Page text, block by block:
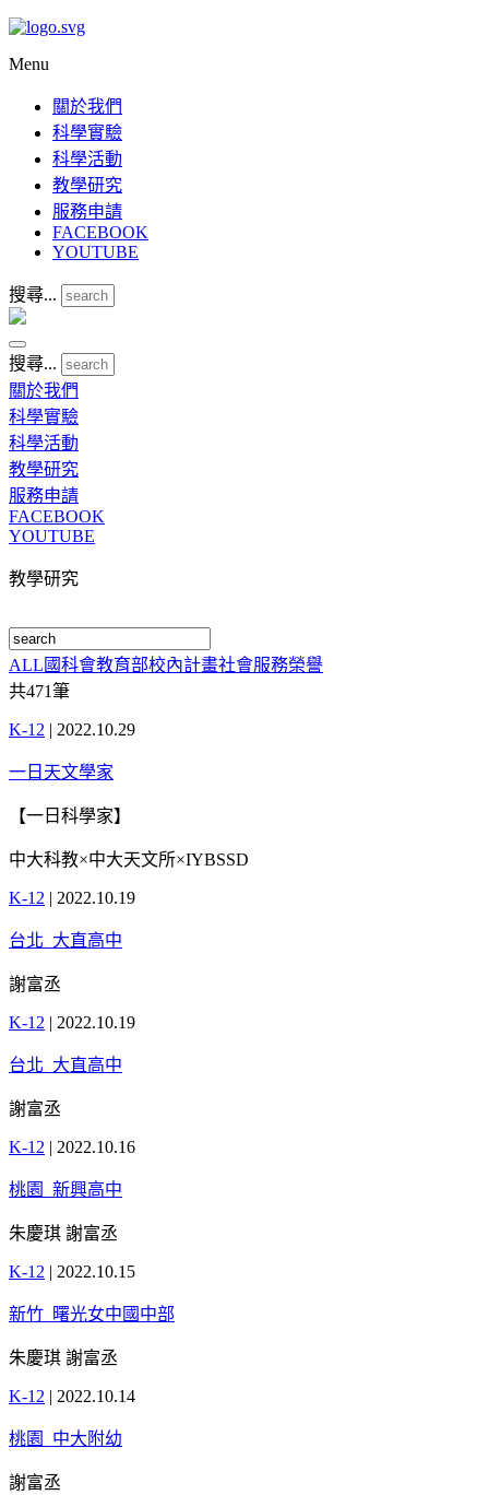
Menu
關於我們
科學實驗
科學活動
教學研究
服務申請
FACEBOOK
YOUTUBE
搜尋...
搜尋...
關於我們
科學實驗
科學活動
教學研究
服務申請
FACEBOOK
YOUTUBE
教學研究
ALL 國科會教育部校內計畫社會服務榮譽
共471筆
K-12 | 2022.10.29
一日天文學家
【一日科學家】
中大科教×中大天文所×IYBSSD
K-12 | 2022.10.19
台北_大直高中
謝富丞
K-12 | 2022.10.19
台北_大直高中
謝富丞
K-12 | 2022.10.16
桃園_新興高中
朱慶琪 謝富丞
K-12 | 2022.10.15
新竹_曙光女中國中部
朱慶琪 謝富丞
K-12 | 2022.10.14
桃園_中大附幼
謝富丞